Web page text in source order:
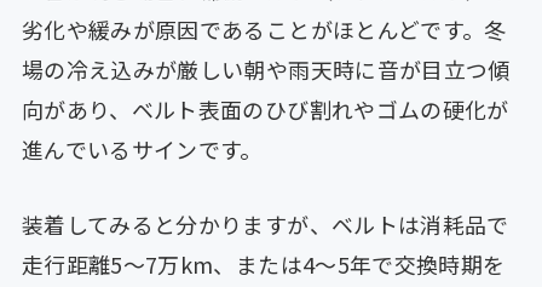
劣化や緩みが原因であることがほとんどです。冬
場の冷え込みが厳しい朝や雨天時に音が目立つ傾
向があり、ベルト表面のひび割れやゴムの硬化が
進んでいるサインです。
装着してみると分かりますが、ベルトは消耗品で
走行距離5〜7万km、または4〜5年で交換時期を